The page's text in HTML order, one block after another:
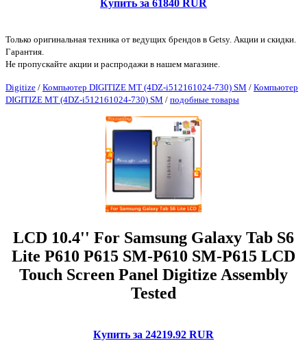
Купить за 61840 RUR
Только оригинальная техника от ведущих брендов в Getsy. Акции и скидки.
Гарантия.
Не пропускайте акции и распродажи в нашем магазине.
Digitize / Компьютер DIGITIZE MT (4DZ-i512161024-730) SM / Компьютер
DIGITIZE MT (4DZ-i512161024-730) SM / подобные товары
LCD 10.4'' For Samsung Galaxy Tab S6
Lite P610 P615 SM-P610 SM-P615 LCD
Touch Screen Panel Digitize Assembly
Tested
Купить за 24219.92 RUR